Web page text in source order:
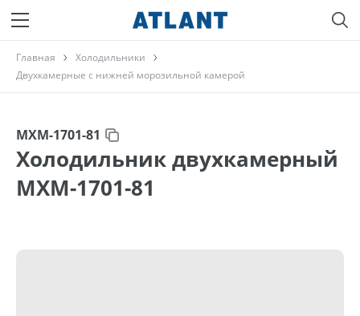
Главная
Холодильники
Двухкамерные с нижней морозильной камерой
МХМ-1701-81
Холодильник двухкамерный
МХМ-1701-81